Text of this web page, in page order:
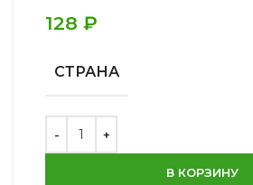
128 ₽
СТРАНА
В КОРЗИНУ